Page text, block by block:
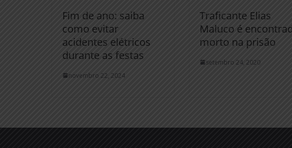
Fim de ano: saiba
como evitar
acidentes elétricos
durante as festas
novembro 22, 2024
Traficante Elias
Maluco é
morto na prisão
setembro 24, 2020